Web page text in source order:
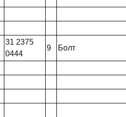
31 2375
0444
9 Болт